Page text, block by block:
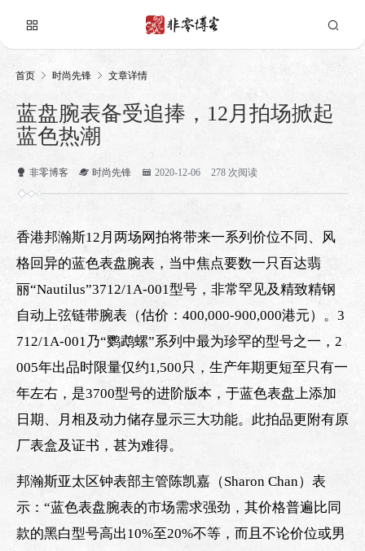
首页 时尚先锋 文章详情
蓝盘腕表备受追捧，12月拍场掀起
蓝色热潮
非零博客 时尚先锋 2020-12-06 278 次阅读
香港邦瀚斯12月两场网拍将带来一系列价位不同、风
格回异的蓝色表盘腕表，当中焦点要数一只百达翡
丽“Nautilus”3712/1A-001型号，非常罕见及精致精钢
自动上弦链带腕表（估价：400,000-900,000港元）。3
712/1A-001乃“鹦鹉螺”系列中最为珍罕的型号之一，2
005年出品时限量仅约1,500只，生产年期更短至只有一
年左右，是3700型号的进阶版本，于蓝色表盘上添加
日期、月相及动力储存显示三大功能。此拍品更附有原
厂表盒及证书，甚为难得。
邦瀚斯亚太区钟表部主管陈凯嘉（Sharon Chan）表
示：“蓝色表盘腕表的市场需求强劲，其价格普遍比同
款的黑白型号高出10%至20%不等，而且不论价位或男